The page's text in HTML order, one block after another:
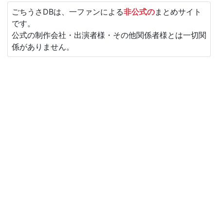
ごちうさDBは、一ファンによる非公式のまとめサイト
です。
公式の制作会社・出演者様・その他関係者様とは一切関
係がありません。